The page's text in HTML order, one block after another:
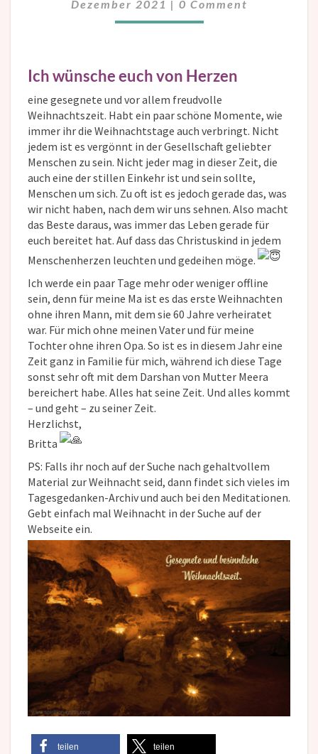
Dezember 2021 | 0 Comment
Ich wünsche euch von Herzen
eine gesegnete und vor allem freudvolle
Weihnachtszeit. Habt ein paar schöne Momente, wie
immer ihr die Weihnachtstage auch verbringt. Nicht
jedem ist es vergönnt in der Gesellschaft geliebter
Menschen zu sein. Nicht jeder mag in dieser Zeit, die
auch eine der stillen Einkehr ist und sein sollte,
Menschen um sich. Zu oft ist es jedoch gerade das, was
wir nicht haben, nach dem wir uns sehnen. Also macht
das Beste daraus, was immer das Leben gerade für
euch bereitet hat. Auf dass das Christuskind in jedem
Menschenherzen leuchten und gedeihen möge.
Ich werde ein paar Tage mehr oder weniger offline
sein, denn für meine Ma ist es das erste Weihnachten
ohne ihren Mann, mit dem sie 60 Jahre verheiratet
war. Für mich ohne meinen Vater und für meine
Tochter ohne ihren Opa. So ist es in diesem Jahr eine
Zeit ganz in Familie für mich, während ich diese Tage
sonst sehr oft mit dem Darshan von Mutter Meera
bereichert habe. Alles hat seine Zeit. Und alles kommt
– und geht – zu seiner Zeit.
Herzlichst,
Britta
PS: Falls ihr noch auf der Suche nach gehaltvollem
Material zur Weihnacht seid, dann findet sich vieles im
Tagesgedanken-Archiv und auch bei den Meditationen.
Gebt einfach mal Weihnacht in der Suche auf der
Webseite ein.
teilen teilen